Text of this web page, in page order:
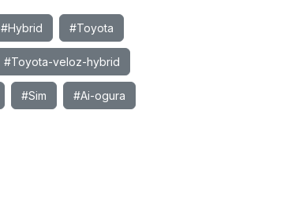
#Hybrid #Toyota
#Toyota-veloz-hybrid
#Sim #Ai-ogura